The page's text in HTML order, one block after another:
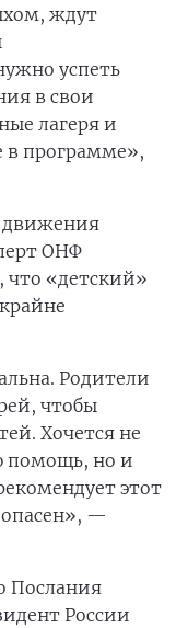
ждут
успеть
в свои
лагеря и
в программе»,
движения
ОНФ
что «детский»
Родители
чтобы
Хочется не
помощь, но и
этот
—
Послания
России